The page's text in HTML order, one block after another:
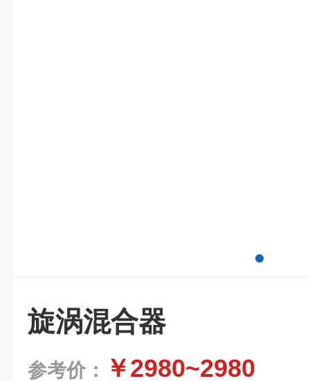
旋涡混合器
参考价： ￥2980~2980